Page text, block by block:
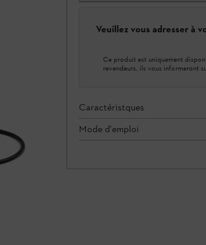
Veuillez vous adresser à
Ce produit est uniquement
revendeurs, ils vous informeront
Caractéristques
Mode d'emploi